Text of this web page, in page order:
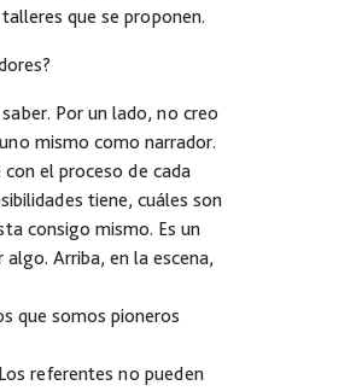
que se proponen.
Por un lado, no creo
mismo como narrador.
el proceso de cada
tiene, cuáles son
consigo mismo. Es un
Arriba, en la escena,
que somos pioneros
referentes no pueden